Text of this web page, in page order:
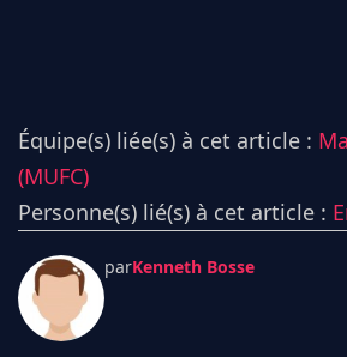
Équipe(s) liée(s) à cet article :
(MUFC)
Personne(s) lié(s) à cet article :
parKenneth Bosse